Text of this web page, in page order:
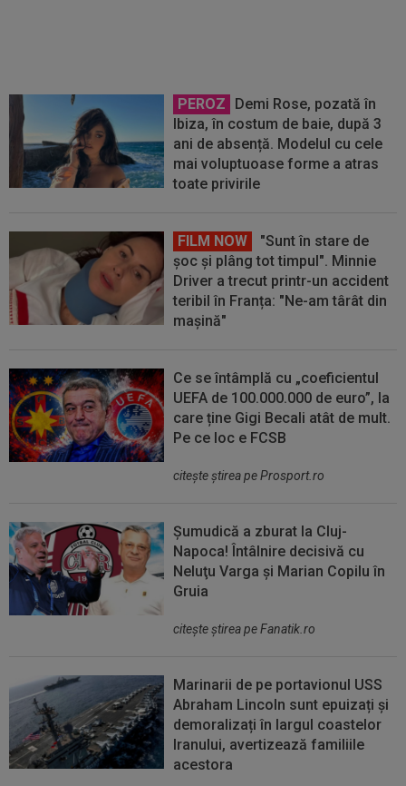
PEROZ
Demi Rose, pozată în
Ibiza, în costum de baie, după 3
ani de absență. Modelul cu cele
mai voluptuoase forme a atras
toate privirile
FILM NOW
"Sunt în stare de
șoc și plâng tot timpul". Minnie
Driver a trecut printr-un accident
teribil în Franța: "Ne-am târât din
mașină"
Ce se întâmplă cu „coeficientul
UEFA de 100.000.000 de euro”, la
care ține Gigi Becali atât de mult.
Pe ce loc e FCSB
citeşte ştirea pe Prosport.ro
Șumudică a zburat la Cluj-
Napoca! Întâlnire decisivă cu
Neluţu Varga şi Marian Copilu în
Gruia
citeşte ştirea pe Fanatik.ro
Marinarii de pe portavionul USS
Abraham Lincoln sunt epuizați și
demoralizați în largul coastelor
Iranului, avertizează familiile
acestora